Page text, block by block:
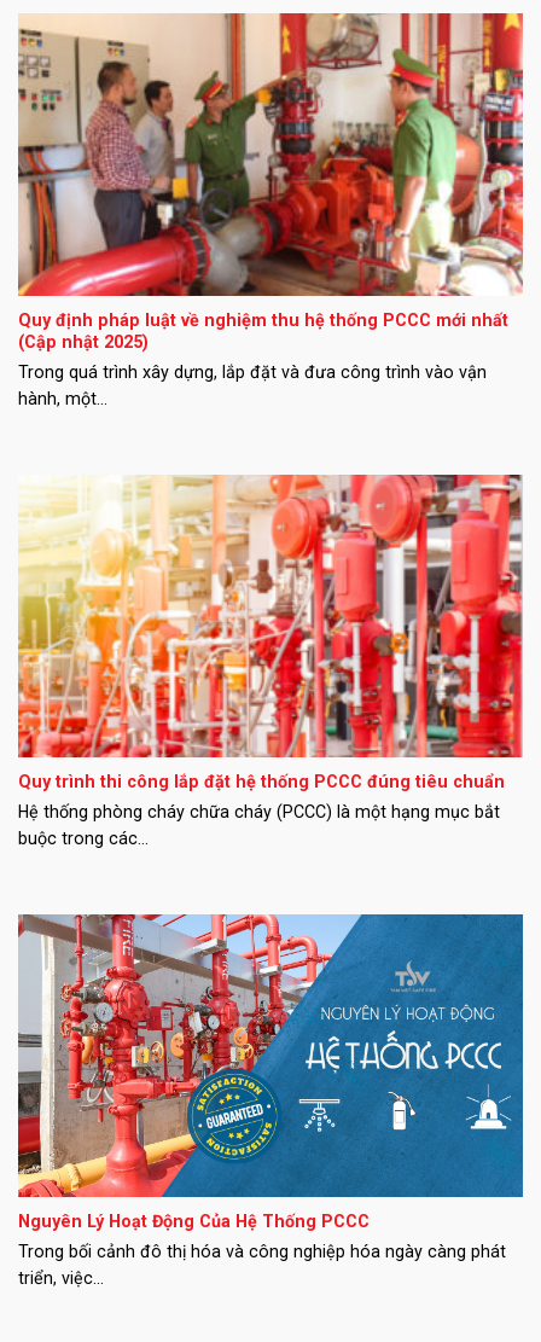
Quy định pháp luật về nghiệm thu hệ thống PCCC mới nhất
(Cập nhật 2025)
Trong quá trình xây dựng, lắp đặt và đưa công trình vào vận
hành, một...
Quy trình thi công lắp đặt hệ thống PCCC đúng tiêu chuẩn
Hệ thống phòng cháy chữa cháy (PCCC) là một hạng mục bắt
buộc trong các...
Nguyên Lý Hoạt Động Của Hệ Thống PCCC
Trong bối cảnh đô thị hóa và công nghiệp hóa ngày càng phát
triển, việc...